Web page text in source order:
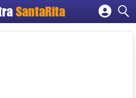
SantaRita
Cadastrar empresa